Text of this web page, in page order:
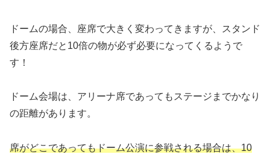
ドームの場合、座席で大きく変わってきますが、スタンド
後方座席だと10倍の物が必ず必要になってくるようで
す！
ドーム会場は、アリーナ席であってもステージまでかなり
の距離があります。
席がどこであってもドーム公演に参戦される場合は、10